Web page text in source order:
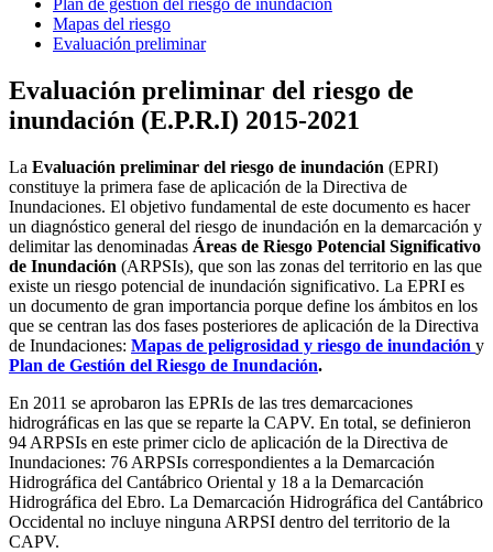
Mapas del riesgo
Evaluación preliminar
Evaluación preliminar del riesgo de
inundación (E.P.R.I) 2015-2021
La Evaluación preliminar del riesgo de inundación (EPRI)
constituye la primera fase de aplicación de la Directiva de
Inundaciones. El objetivo fundamental de este documento es hacer
un diagnóstico general del riesgo de inundación en la demarcación y
delimitar las denominadas Áreas de Riesgo Potencial Significativo
de Inundación (ARPSIs), que son las zonas del territorio en las que
existe un riesgo potencial de inundación significativo. La EPRI es
un documento de gran importancia porque define los ámbitos en los
que se centran las dos fases posteriores de aplicación de la Directiva
de Inundaciones: Mapas de peligrosidad y riesgo de inundación y
Plan de Gestión del Riesgo de Inundación.
En 2011 se aprobaron las EPRIs de las tres demarcaciones
hidrográficas en las que se reparte la CAPV. En total, se definieron
94 ARPSIs en este primer ciclo de aplicación de la Directiva de
Inundaciones: 76 ARPSIs correspondientes a la Demarcación
Hidrográfica del Cantábrico Oriental y 18 a la Demarcación
Hidrográfica del Ebro. La Demarcación Hidrográfica del Cantábrico
Occidental no incluye ninguna ARPSI dentro del territorio de la
CAPV.